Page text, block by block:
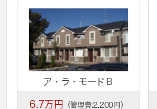
ア・ラ・モードＢ
6.7万円 （管理費:2,200円）